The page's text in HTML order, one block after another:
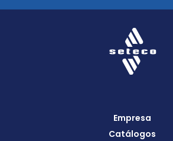
Empresa
Catálogos